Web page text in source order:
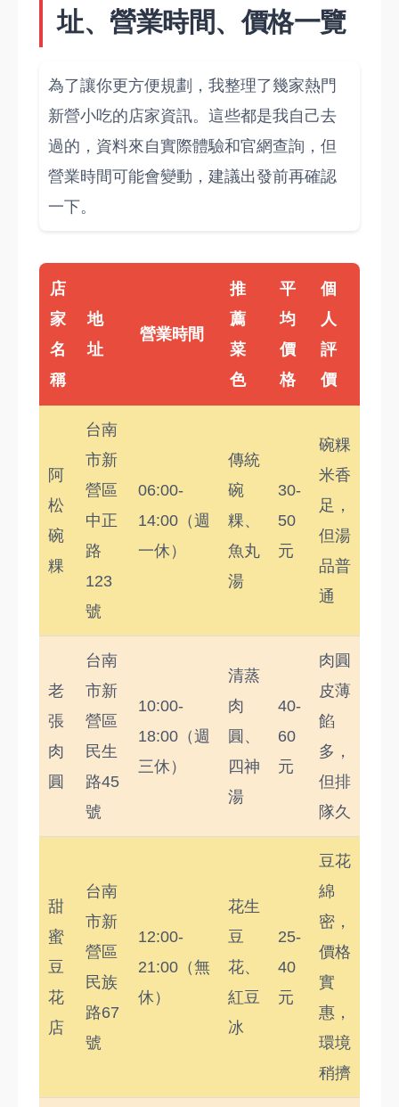
址、營業時間、價格一覽
為了讓你更方便規劃，我整理了幾家熱門
新營小吃的店家資訊。這些都是我自己去
過的，資料來自實際體驗和官網查詢，但
營業時間可能會變動，建議出發前再確認
一下。
店
家
名
稱
地
址
營業時間
推
薦
菜
色
平
均
價
格
個
人
評
價
阿
松
碗
粿
台南
市新
營區
中正
路
123
號
06:00-
14:00（週
一休）
傳統
碗
粿、
魚丸
湯
30-
50
元
碗粿
米香
足，
但湯
品普
通
老
張
肉
圓
台南
市新
營區
民生
路45
號
10:00-
18:00（週
三休）
清蒸
肉
圓、
四神
湯
40-
60
元
肉圓
皮薄
餡
多，
但排
隊久
甜
蜜
豆
花
店
台南
市新
營區
民族
路67
號
12:00-
21:00（無
休）
花生
豆
花、
紅豆
冰
25-
40
元
豆花
綿
密，
價格
實
惠，
環境
稍擠